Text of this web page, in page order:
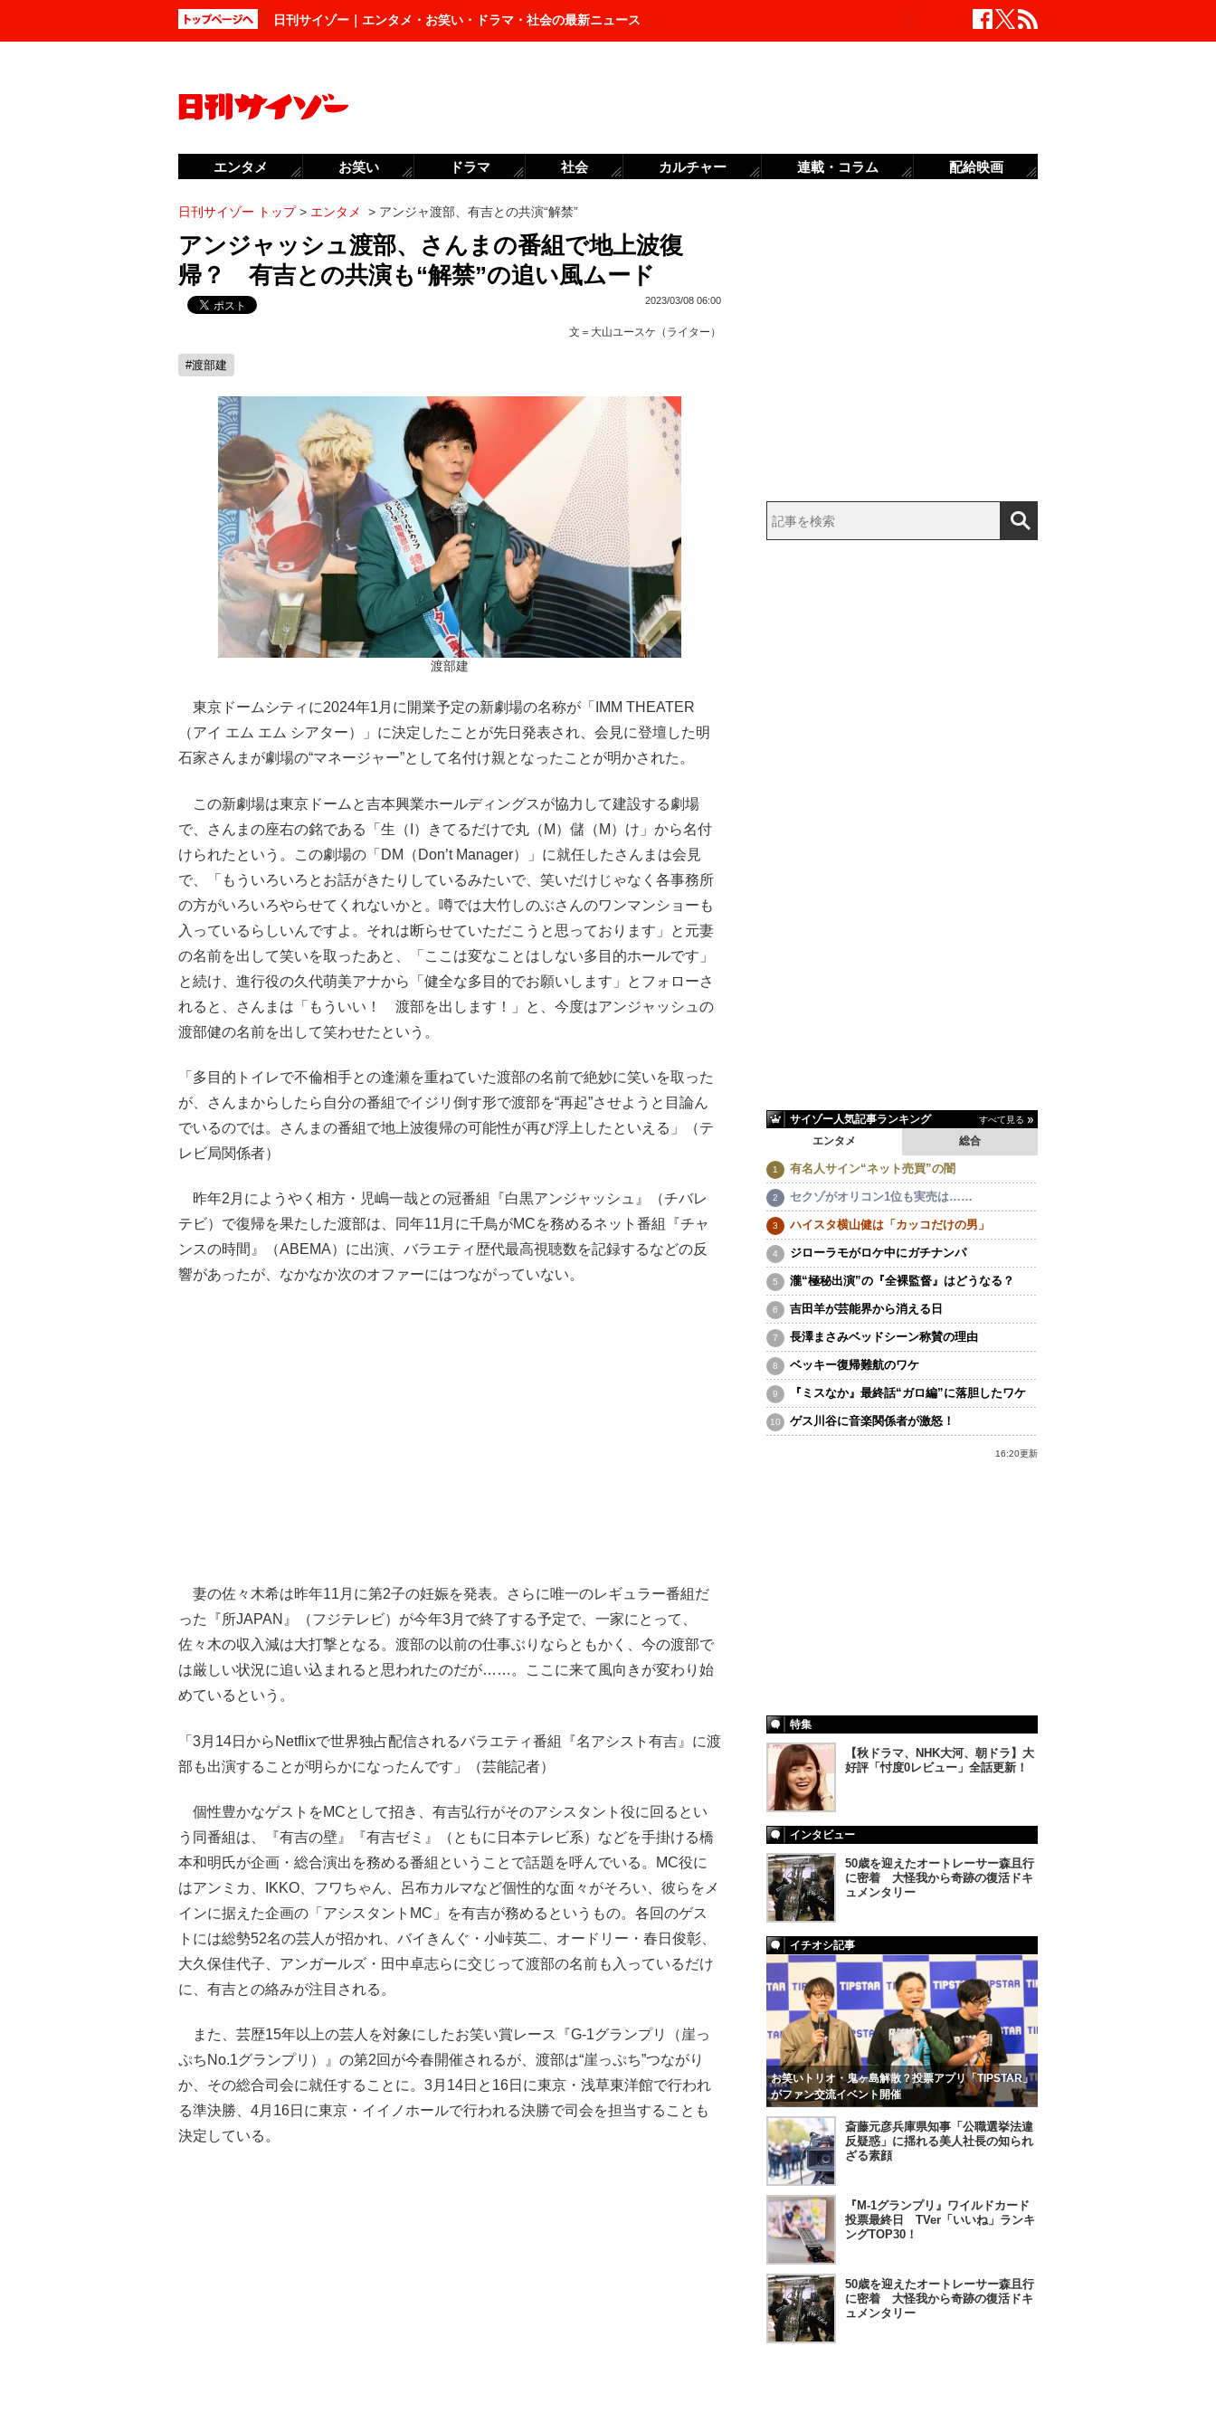
日刊サイゾー｜エンタメ・お笑い・ドラマ・社会の最新ニュース
日刊サイゾー トップ> エンタメ > アンジャ渡部、有吉との共演“解禁”
アンジャッシュ渡部、さんまの番組で地上波復
帰？ 有吉との共演も“解禁”の追い風ムード
2023/03/08 06:00
文＝ 大山ユースケ（ライター）
#渡部建
渡部建
東京ドームシティに2024年1月に開業予定の新劇場の名称が「IMM THEATER
（アイ エム エム シアター）」に決定したことが先日発表され、会見に登壇した明
石家さんまが劇場の“マネージャー”として名付け親となったことが明かされた。
この新劇場は東京ドームと吉本興業ホールディングスが協力して建設する劇場
で、さんまの座右の銘である「生（I）きてるだけで丸（M）儲（M）け」から名付
けられたという。この劇場の「DM（Don’t Manager）」に就任したさんまは会見
で、「もういろいろとお話がきたりしているみたいで、笑いだけじゃなく各事務所
の方がいろいろやらせてくれないかと。噂では大竹しのぶさんのワンマンショーも
入っているらしいんですよ。それは断らせていただこうと思っております」と元妻
の名前を出して笑いを取ったあと、「ここは変なことはしない多目的ホールです」
と続け、進行役の久代萌美アナから「健全な多目的でお願いします」とフォローさ
れると、さんまは「もういい！ 渡部を出します！」と、今度はアンジャッシュの
渡部健の名前を出して笑わせたという。
「多目的トイレで不倫相手との逢瀬を重ねていた渡部の名前で絶妙に笑いを取った
が、さんまからしたら自分の番組でイジリ倒す形で渡部を“再起”させようと目論ん
でいるのでは。さんまの番組で地上波復帰の可能性が再び浮上したといえる」（テ
レビ局関係者）
昨年2月にようやく相方・児嶋一哉との冠番組『白黒アンジャッシュ』（チバレ
テビ）で復帰を果たした渡部は、同年11月に千鳥がMCを務めるネット番組『チャ
ンスの時間』（ABEMA）に出演、バラエティ歴代最高視聴数を記録するなどの反
響があったが、なかなか次のオファーにはつながっていない。
妻の佐々木希は昨年11月に第2子の妊娠を発表。さらに唯一のレギュラー番組だ
った『所JAPAN』（フジテレビ）が今年3月で終了する予定で、一家にとって、
佐々木の収入減は大打撃となる。渡部の以前の仕事ぶりならともかく、今の渡部で
は厳しい状況に追い込まれると思われたのだが……。ここに来て風向きが変わり始
めているという。
「3月14日からNetflixで世界独占配信されるバラエティ番組『名アシスト有吉』に渡
部も出演することが明らかになったんです」（芸能記者）
個性豊かなゲストをMCとして招き、有吉弘行がそのアシスタント役に回るとい
う同番組は、『有吉の壁』『有吉ゼミ』（ともに日本テレビ系）などを手掛ける橋
本和明氏が企画・総合演出を務める番組ということで話題を呼んでいる。MC役に
はアンミカ、IKKO、フワちゃん、呂布カルマなど個性的な面々がそろい、彼らをメ
インに据えた企画の「アシスタントMC」を有吉が務めるというもの。各回のゲス
トには総勢52名の芸人が招かれ、バイきんぐ・小峠英二、オードリー・春日俊彰、
大久保佳代子、アンガールズ・田中卓志らに交じって渡部の名前も入っているだけ
に、有吉との絡みが注目される。
また、芸歴15年以上の芸人を対象にしたお笑い賞レース『G-1グランプリ（崖っ
ぷちNo.1グランプリ）』の第2回が今春開催されるが、渡部は“崖っぷち”つながり
か、その総合司会に就任することに。3月14日と16日に東京・浅草東洋館で行われ
る準決勝、4月16日に東京・イイノホールで行われる決勝で司会を担当することも
決定している。
サイゾー人気記事ランキング すべて見る
エンタメ 総合
有名人サイン“ネット売買”の闇
セクゾがオリコン1位も実売は……
ハイスタ横山健は「カッコだけの男」
ジローラモがロケ中にガチナンパ
瀧“極秘出演”の『全裸監督』はどうなる？
吉田羊が芸能界から消える日
長澤まさみベッドシーン称賛の理由
ベッキー復帰難航のワケ
『ミスなか』最終話“ガロ編”に落胆したワケ
ゲス川谷に音楽関係者が激怒！
16:20更新
特集
【秋ドラマ、NHK大河、朝ドラ】大
好評「忖度0レビュー」全話更新！
インタビュー
50歳を迎えたオートレーサー森且行
に密着 大怪我から奇跡の復活ドキ
ュメンタリー
イチオシ記事
お笑いトリオ・鬼ヶ島解散？投票アプリ「TIPSTAR」
がファン交流イベント開催
斎藤元彦兵庫県知事「公職選挙法違
反疑惑」に揺れる美人社長の知られ
ざる素顔
『M-1グランプリ』ワイルドカード
投票最終日 TVer「いいね」ランキ
ングTOP30！
50歳を迎えたオートレーサー森且行
に密着 大怪我から奇跡の復活ドキ
ュメンタリー
エンタメ お笑い ドラマ 社会 カルチャー 連載・コラム 配給映画